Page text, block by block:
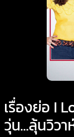
เรื่องย่อ I
วุ่น…ลุ้นวิวา